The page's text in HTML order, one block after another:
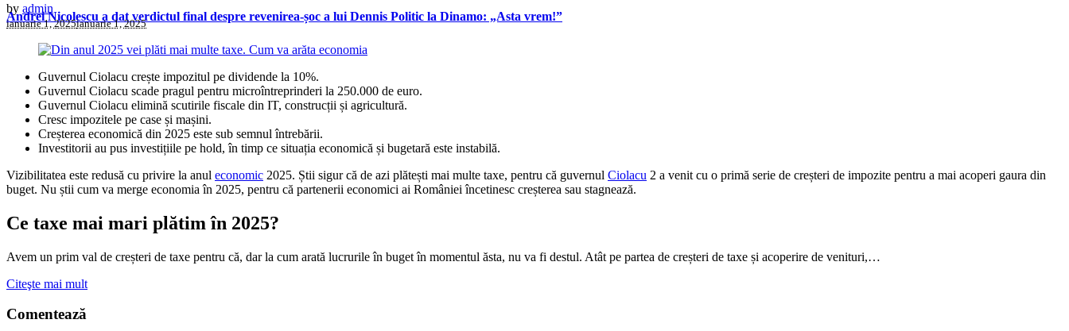
Andrei Nicolescu a dat verdictul final despre revenirea-șoc a lui Dennis Politic la Dinamo: „Asta vrem!”
by admin
ianuarie 1, 2025ianuarie 1, 2025
Guvernul Ciolacu crește impozitul pe dividende la 10%.
Guvernul Ciolacu scade pragul pentru microîntreprinderi la 250.000 de euro.
Guvernul Ciolacu elimină scutirile fiscale din IT, construcții și agricultură.
Cresc impozitele pe case și mașini.
Creșterea economică din 2025 este sub semnul întrebării.
Investitorii au pus investițiile pe hold, în timp ce situația economică și bugetară este instabilă.
Vizibilitatea este redusă cu privire la anul economic 2025. Știi sigur că de azi plătești mai multe taxe, pentru că guvernul Ciolacu 2 a venit cu o primă serie de creșteri de impozite pentru a mai acoperi gaura din
buget. Nu știi cum va merge economia în 2025, pentru că partenerii economici ai României încetinesc creșterea sau stagnează.
Ce taxe mai mari plătim în 2025?
Avem un prim val de creșteri de taxe pentru că, dar la cum arată lucrurile în buget în momentul ăsta, nu va fi destul. Atât pe partea de creșteri de taxe și acoperire de venituri,…
Citeşte mai mult
Comentează